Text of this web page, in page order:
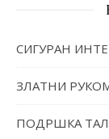
СИГУРАН
ЗЛАТНИ
ПОДРШКА